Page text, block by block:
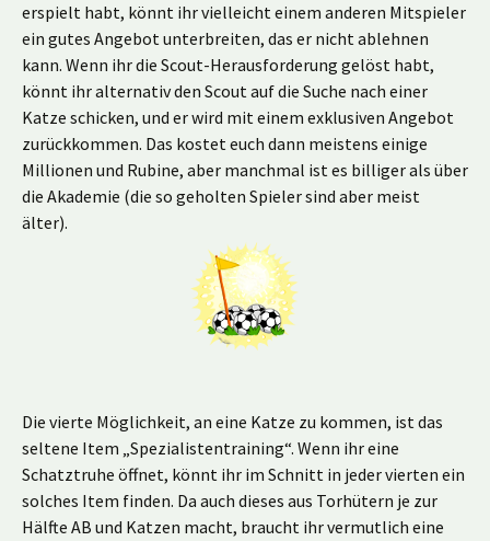
erspielt habt, könnt ihr vielleicht einem anderen Mitspieler
ein gutes Angebot unterbreiten, das er nicht ablehnen
kann. Wenn ihr die Scout-Herausforderung gelöst habt,
könnt ihr alternativ den Scout auf die Suche nach einer
Katze schicken, und er wird mit einem exklusiven Angebot
zurückkommen. Das kostet euch dann meistens einige
Millionen und Rubine, aber manchmal ist es billiger als über
die Akademie (die so geholten Spieler sind aber meist
älter).
Die vierte Möglichkeit, an eine Katze zu kommen, ist das
seltene Item „Spezialistentraining“. Wenn ihr eine
Schatztruhe öffnet, könnt ihr im Schnitt in jeder vierten ein
solches Item finden. Da auch dieses aus Torhütern je zur
Hälfte AB und Katzen macht, braucht ihr vermutlich eine